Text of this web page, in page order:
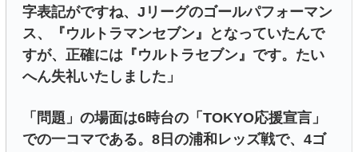
字表記がですね、Jリーグのゴールパフォーマン
ス、『ウルトラマンセブン』となっていたんで
すが、正確には『ウルトラセブン』です。たい
へん失礼いたしました」
「問題」の場面は6時台の「TOKYO応援宣言」
での一コマである。8日の浦和レッズ戦で、4ゴ